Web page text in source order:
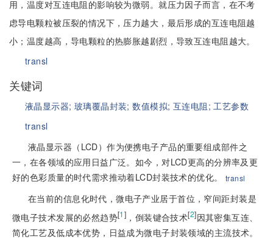
用，温度对互连电阻的影响较为微弱。就压力因子而言，在不考
虑导电颗粒被压裂的情况下，压力越大，最后形成的互连电阻越
小；温度越高，导电颗粒的热膨胀越剧烈，导致互连电阻越大。
transl
关键词
液晶显示器; 玻璃覆晶封装;数值模拟; 互连电阻;工艺参数
transl
液晶显示器（LCD）作为便携电子产品的重要组成部件之
一，在各领域的应用日益广泛。如今，对LCD更高的分辨率及更
好的色彩质量的时代需求推动着LCD封装技术的优化。
transl
在当前的信息化时代，微电子产业居于首位，窄间距封装是
微电子技术发展的必然趋势[1] ，倒装键合技术[2]因其密集互连、
简化工艺及低成本优势，日益成为微电子封装领域的主流技术。